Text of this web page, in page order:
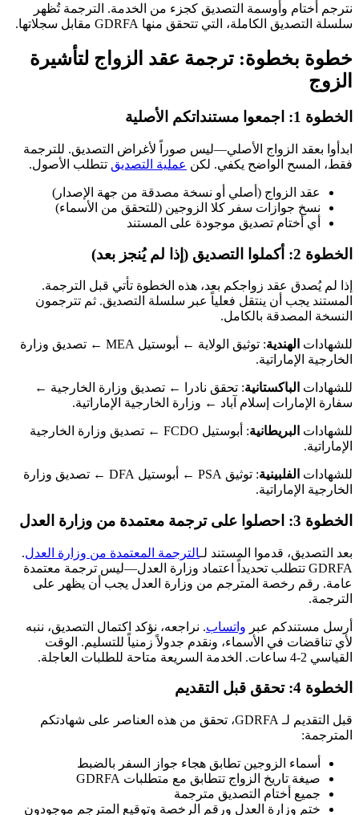
نترجم أختام وأوسمة التصديق كجزء من الخدمة. الترجمة تُظهر
سلسلة التصديق الكاملة، التي تتحقق منها GDRFA مقابل سجلاتها.
خطوة بخطوة: ترجمة عقد الزواج لتأشيرة
الزوج
الخطوة 1: اجمعوا مستنداتكم الأصلية
ابدأوا بعقد الزواج الأصلي—ليس صوراً لأغراض التصديق. للترجمة
فقط، المسح الواضح يكفي. لكن عملية التصديق تتطلب الأصول.
عقد الزواج (أصلي أو نسخة مصدقة من جهة الإصدار)
نسخ جوازات سفر كلا الزوجين (للتحقق من الأسماء)
أي أختام تصديق موجودة على المستند
الخطوة 2: أكملوا التصديق (إذا لم يُنجز بعد)
إذا لم يُصدق عقد زواجكم بعد، هذه الخطوة تأتي قبل الترجمة.
المستند يجب أن ينتقل فعلياً عبر سلسلة التصديق. ثم تترجمون
النسخة المصدقة بالكامل.
للشهادات الهندية
: توثيق الولاية ← أبوستيل MEA ← تصديق وزارة
الخارجية الإماراتية.
للشهادات الباكستانية: تحقق نادرا ← تصديق وزارة الخارجية ←
سفارة الإمارات إسلام آباد ← وزارة الخارجية الإماراتية.
للشهادات البريطانية
: أبوستيل FCDO ← تصديق وزارة الخارجية
الإماراتية.
للشهادات الفلبينية
: توثيق PSA ← أبوستيل DFA ← تصديق وزارة
الخارجية الإماراتية.
الخطوة 3: احصلوا على ترجمة معتمدة من وزارة العدل
بعد التصديق، قدموا المستند لـالترجمة المعتمدة من وزارة العدل.
GDRFA تتطلب تحديداً اعتماد وزارة العدل—ليس ترجمة معتمدة
عامة. رقم رخصة المترجم من وزارة العدل يجب أن يظهر على
الترجمة.
أرسل مستندكم عبر واتساب. نراجعه، نؤكد اكتمال التصديق، ننبه
لأي تناقضات في الأسماء، ونقدم جدولاً زمنياً للتسليم. الوقت
القياسي 2-4 ساعات. الخدمة السريعة متاحة للطلبات العاجلة.
الخطوة 4: تحقق قبل التقديم
قبل التقديم لـ GDRFA، تحقق من هذه العناصر على شهادتكم
المترجمة:
أسماء الزوجين تطابق هجاء جواز السفر بالضبط
صيغة تاريخ الزواج تتطابق مع متطلبات GDRFA
جميع أختام التصديق مترجمة
ختم وزارة العدل ورقم الرخصة وتوقيع المترجم موجودون